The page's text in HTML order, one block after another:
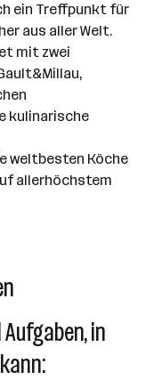
ein Treffpunkt für
aus aller Welt.
mit zwei
kulinarische
weltbesten Köche
allerhöchstem
in